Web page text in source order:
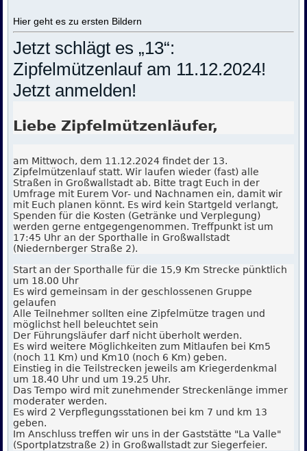
Hier geht es zu ersten Bildern
Jetzt schlägt es „13“:
Zipfelmützenlauf am 11.12.2024!
Jetzt anmelden!
Liebe Zipfelmützenläufer,
am Mittwoch, dem 11.12.2024 findet der 13.
Zipfelmützenlauf statt. Wir laufen wieder (fast) alle
Straßen in Großwallstadt ab. Bitte tragt Euch in der
Umfrage mit Eurem Vor- und Nachnamen ein, damit wir
mit Euch planen könnt. Es wird kein Startgeld verlangt,
Spenden für die Kosten (Getränke und Verplegung)
werden gerne entgegengenommen. Treffpunkt ist um
17:45 Uhr an der Sporthalle in Großwallstadt
(Niedernberger Straße 2).
Start an der Sporthalle für die 15,9 Km Strecke pünktlich
um 18.00 Uhr
Es wird gemeinsam in der geschlossenen Gruppe
gelaufen
Alle Teilnehmer sollten eine Zipfelmütze tragen und
möglichst hell beleuchtet sein
Der Führungsläufer darf nicht überholt werden.
Es wird weitere Möglichkeiten zum Mitlaufen bei Km5
(noch 11 Km) und Km10 (noch 6 Km) geben.
Einstieg in die Teilstrecken jeweils am Kriegerdenkmal
um 18.40 Uhr und um 19.25 Uhr.
Das Tempo wird mit zunehmender Streckenlänge immer
moderater werden.
Es wird 2 Verpflegungsstationen bei km 7 und km 13
geben.
Im Anschluss treffen wir uns in der Gaststätte "La Valle"
(Sportplatzstraße 2) in Großwallstadt zur Siegerfeier.